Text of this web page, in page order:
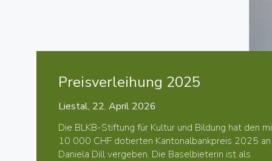
Preisverleihung 2025
Liestal, 22. April 2026
Die BLKB-Stiftung für Kultur und Bildung hat den
10 000 CHF dotierten Kantonalbankpreis 2025 an
Daniela Dill vergeben. Die Baselbieterin ist als